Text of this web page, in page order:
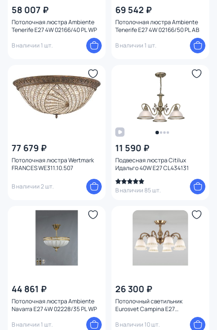
58 007 ₽
Потолочная люстра Ambiente
Tenerife E27 4W 02166/40 PL WP
В наличии 1 шт.
69 542 ₽
Потолочная люстра Ambiente
Tenerife E27 4W 02166/50 PL AB
В наличии 1 шт.
77 679 ₽
Потолочная люстра Wertmark
FRANCES WE311.10.507
В наличии 2 шт.
11 590 ₽
Подвесная люстра Citilux
Идальго 40W E27 CL434131
В наличии 85 шт.
44 861 ₽
Потолочная люстра Ambiente
Navarra E27 4W 02228/35 PL WP
В наличии 1 шт.
26 300 ₽
Потолочный светильник
Eurosvet Campina E27
В наличии 10 шт.